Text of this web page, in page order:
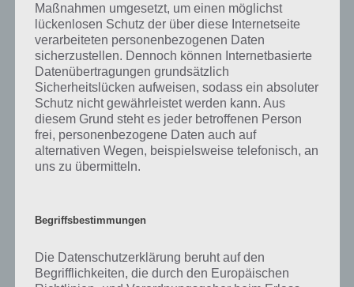
Da Need for Speed No Limits ein Free2Play Spiel ist, könnt ihr jedoch
nicht unbegrenzt Rennen fahren. Stattdessen habt ihr immer nur
eine begrenzte Anzahl Energie zur Verfügung. Sobald diese leer ist,
müsst ihr entweder zur Premiumwährung greifen oder warten.
Weiter könnt ihr euch gegen Echtgeld mehr Spielwährung holen, um
so schneller in der Spiele App Need for Speed No Limits
voranzukommen.
Trailer zu Need for Speed No Limits
Need for Speed No Limits. Dieser beinhaltet zwar keine richtigen
Trailer Video:
Maßnahmen umgesetzt, um einen möglichst
lückenlosen Schutz der über diese Internetseite
verarbeiteten personenbezogenen Daten
sicherzustellen. Dennoch können Internetbasierte
Datenübertragungen grundsätzlich
Sicherheitslücken aufweisen, sodass ein absoluter
Schutz nicht gewährleistet werden kann. Aus
diesem Grund steht es jeder betroffenen Person
frei, personenbezogene Daten auch auf
alternativen Wegen, beispielsweise telefonisch, an
uns zu übermitteln.
Begriffsbestimmungen
Die Datenschutzerklärung beruht auf den
Begrifflichkeiten, die durch den Europäischen